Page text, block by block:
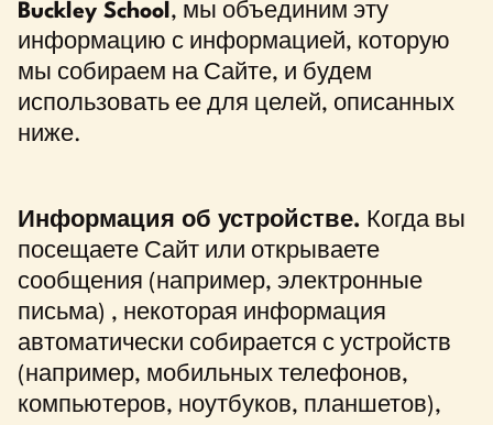
Buckley School, мы объединим эту
информацию с информацией, которую
мы собираем на Сайте, и будем
использовать ее для целей, описанных
ниже.
Информация об устройстве. Когда вы
посещаете Сайт или открываете
сообщения (например, электронные
письма) , некоторая информация
автоматически собирается с устройств
(например, мобильных телефонов,
компьютеров, ноутбуков, планшетов),